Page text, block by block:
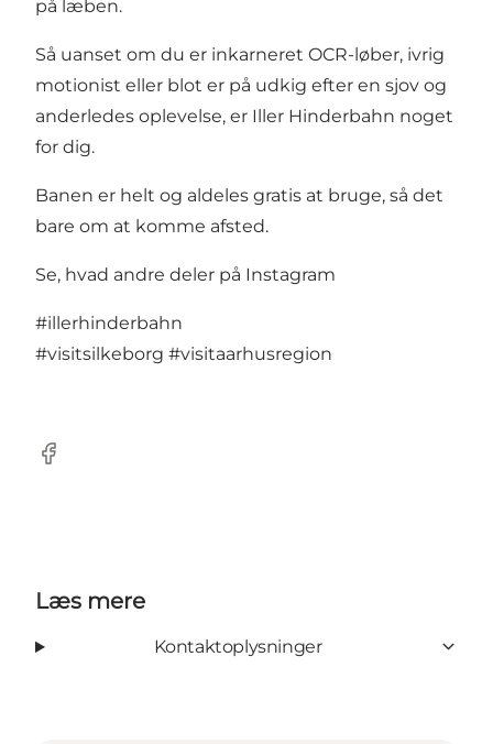
på læben.
Så uanset om du er inkarneret OCR-løber, ivrig
motionist eller blot er på udkig efter en sjov og
anderledes oplevelse, er Iller Hinderbahn noget
for dig.
Banen er helt og aldeles gratis at bruge, så det
bare om at komme afsted.
Se, hvad andre deler på Instagram
#illerhinderbahn
#visitsilkeborg #visitaarhusregion
Facebook
Læs mere
Kontaktoplysninger